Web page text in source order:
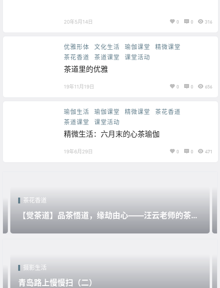
20年5月14日 0 0 316
优雅形体 文化生活 瑜伽课堂
精微课堂
茶花香道
茶道课堂 课堂活动
茶道里的优雅
19年11月19日 0 0 656
瑜伽生活 瑜伽课堂 精微课堂
茶花香道
茶道课堂
课堂活动
精微生活：六月末的心茶瑜伽
19年6月29日 0 0 471
茶花香道
【觉茶道】品茶悟道，缘劫由心——汪云老师的茶人
摄影生活
青岛路上慢慢扫（二）